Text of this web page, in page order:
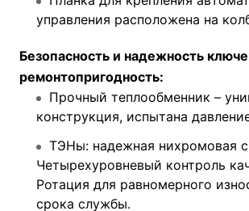
управления расположена на
Безопасность и надежность
ремонтопригодность:
Прочный теплообменник –
конструкция, испытана
ТЭНы: надежная нихромовая
Четырехуровневый контроль
Ротация для равномерного
срока службы.